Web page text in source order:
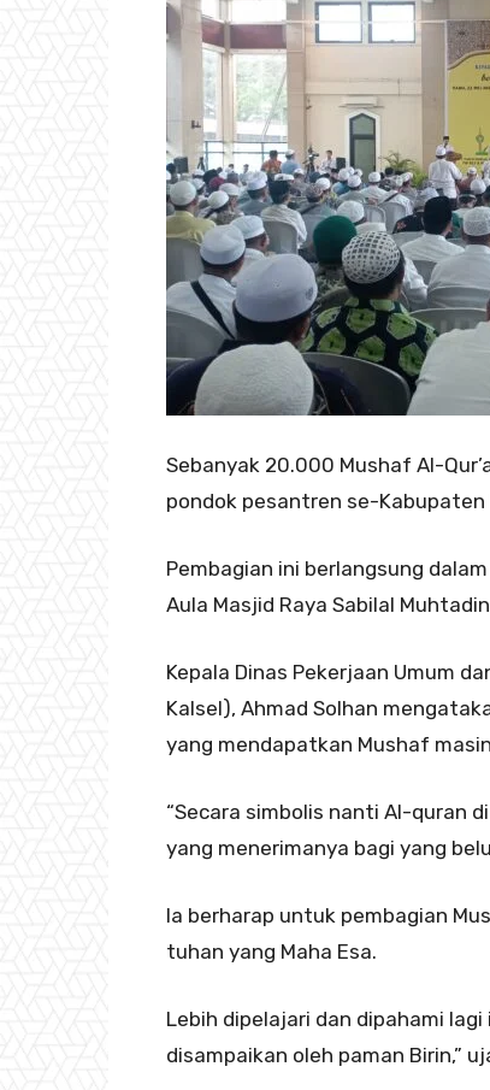
Sebanyak 20.000 Mushaf Al-
pondok pesantren se-
Pembagian ini berlangsung
Aula Masjid Raya Sabilal
Kepala Dinas Pekerjaan Umum
Kalsel), Ahmad Solhan
yang mendapatkan Mushaf
“Secara simbolis nanti Al-quran
yang menerimanya bagi yang
Ia berharap untuk pembagian
tuhan yang Maha Esa.
Lebih dipelajari dan dipahami
disampaikan oleh paman Birin,”